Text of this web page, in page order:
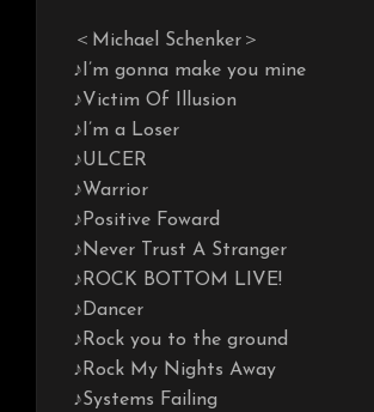
＜Michael Schenker＞
♪I’m gonna make you mine
♪Victim Of Illusion
♪I’m a Loser
♪ULCER
♪Warrior
♪Positive Foward
♪Never Trust A Stranger
♪ROCK BOTTOM LIVE!
♪Dancer
♪Rock you to the ground
♪Rock My Nights Away
♪Systems Failing